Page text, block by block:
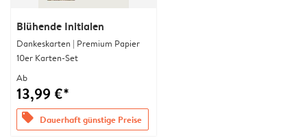
Blühende Initialen
Dankeskarten | Premium Papier
10er Karten-Set
Ab
13,99 €*
offers Dauerhaft günstige Preise